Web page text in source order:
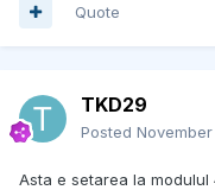
Quote
TKD29
Posted
Asta e setarea la